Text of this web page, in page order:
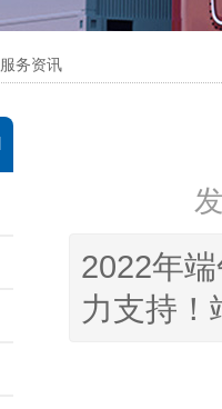
服务资讯
2022年
力支持